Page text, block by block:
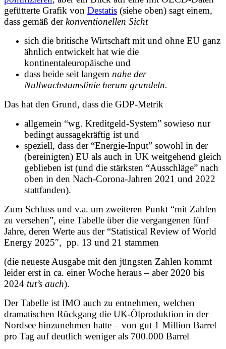
gefütterte Grafik von Destatis (siehe oben) sagt einem,
dass gemäß derkonventionellen Sicht
sich die britische Wirtschaft mit und ohne EU ganz
ähnlich entwickelt hat wie die
kontinentaleuropäische und
dass beide seit langem nahe der
Nullwachstumslinie herum grundeln.
Das hat den Grund, dass die GDP-Metrik
allgemein “wg. Kreditgeld-System” sowieso nur
bedingt aussagekräftig ist und
speziell, dass der “Energie-Input” sowohl in der
(bereinigten) EU als auch in UK weitgehend gleich
geblieben ist (und die stärksten “Ausschläge” nach
oben in den Nach-Corona-Jahren 2021 und 2022
stattfanden).
Zum Schluss und v.a. um zweiteren Punkt “mit Zahlen
zu versehen”, eine Tabelle über die vergangenen fünf
Jahre, deren Werte aus der “Statistical Review of World
Energy 2025″, pp. 13 und 21 stammen
(die neueste Ausgabe mit den jüngsten Zahlen kommt
leider erst in ca. einer Woche heraus – aber 2020 bis
2024 tut’s auch).
Der Tabelle ist IMO auch zu entnehmen, welchen
dramatischen Rückgang die UK-Ölproduktion in der
Nordsee hinzunehmen hatte – von gut 1 Million Barrel
pro Tag auf deutlich weniger als 700.000 Barrel